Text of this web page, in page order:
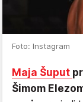
Foto: Instagram
Maja Šuput
Šimom